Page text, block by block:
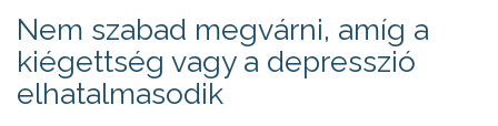
Nem szabad megvárni, amíg a
kiégettség vagy a depresszió
elhatalmasodik